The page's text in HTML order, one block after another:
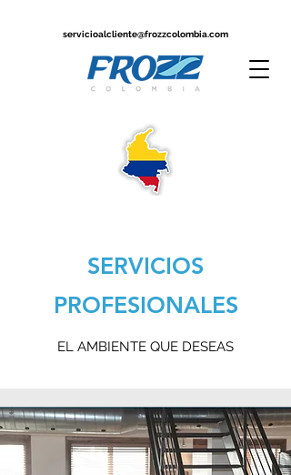
servicioalcliente@frozzcolombia.com
SERVICIOS
PROFESIONALES
EL AMBIENTE QUE DESEAS